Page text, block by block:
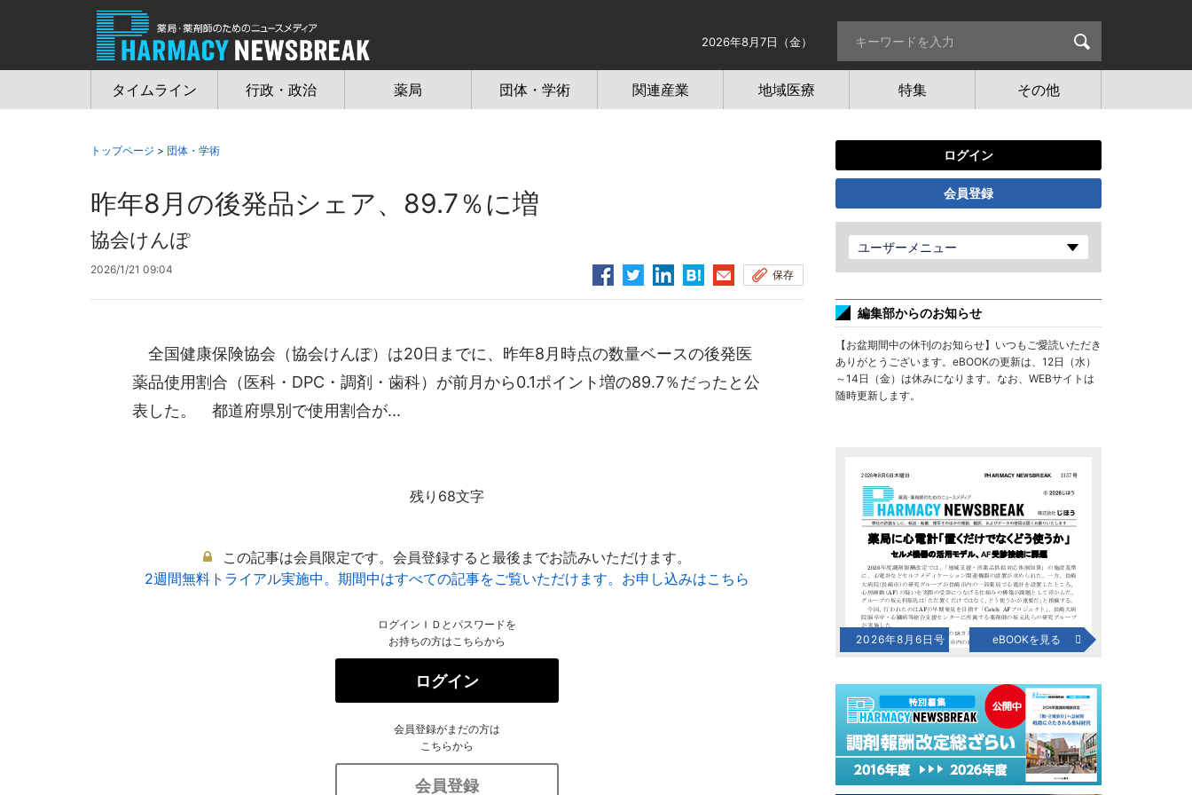
2026年8月7日（金）
タイムライン 行政・政治 薬局 団体・学術 関連産業 地域医療 特集 その他
トップページ > 団体・学術
昨年8月の後発品シェア、89.7％に増
協会けんぽ
2026/1/21 09:04 保存
全国健康保険協会（協会けんぽ）は20日までに、昨年8月時点の数量ベースの後発医
薬品使用割合（医科・DPC・調剤・歯科）が前月から0.1ポイント増の89.7％だったと公
表した。 都道府県別で使用割合が...
残り68文字
この記事は会員限定です。会員登録すると最後までお読みいただけます。
2週間無料トライアル実施中。期間中はすべての記事をご覧いただけます。お申し込みはこちら
ログインＩＤとパスワードを
お持ちの方はこちらから
ログイン
会員登録がまだの方は
こちらから
会員登録
ログイン
会員登録
ユーザーメニュー
編集部からのお知らせ
【お盆期間中の休刊のお知らせ】いつもご愛読いただき
ありがとうございます。eBOOKの更新は、12日（水）
～14日（金）は休みになります。なお、WEBサイトは
随時更新します。
2026年8月6日号 eBOOKを見る